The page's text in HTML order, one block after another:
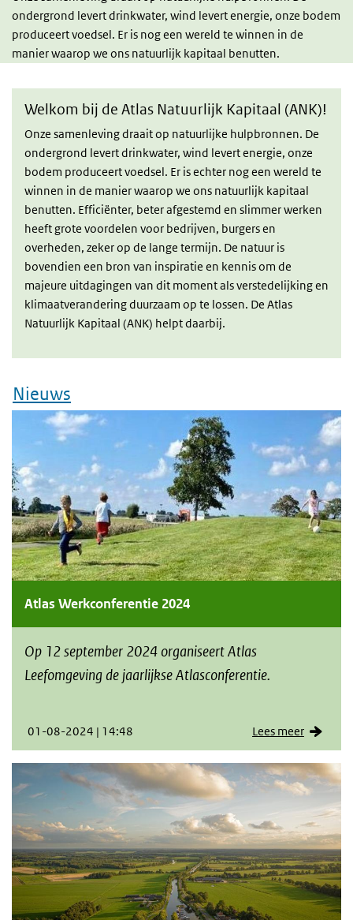
ondergrond levert drinkwater, wind levert energie, onze bodem
produceert voedsel. Er is nog een wereld te winnen in de
manier waarop we ons natuurlijk kapitaal benutten.
Welkom bij de Atlas Natuurlijk Kapitaal (ANK)!
Onze samenleving draait op natuurlijke hulpbronnen. De
ondergrond levert drinkwater, wind levert energie, onze
bodem produceert voedsel. Er is echter nog een wereld te
winnen in de manier waarop we ons natuurlijk kapitaal
benutten. Efficiënter, beter afgestemd en slimmer werken
heeft grote voordelen voor bedrijven, burgers en
overheden, zeker op de lange termijn. De natuur is
bovendien een bron van inspiratie en kennis om de
majeure uitdagingen van dit moment als verstedelijking en
klimaatverandering duurzaam op te lossen. De Atlas
Natuurlijk Kapitaal (ANK) helpt daarbij.
Nieuws
Atlas Werkconferentie 2024
Op 12 september 2024 organiseert Atlas
Leefomgeving de jaarlijkse Atlasconferentie.
01-08-2024 | 14:48 Lees meer